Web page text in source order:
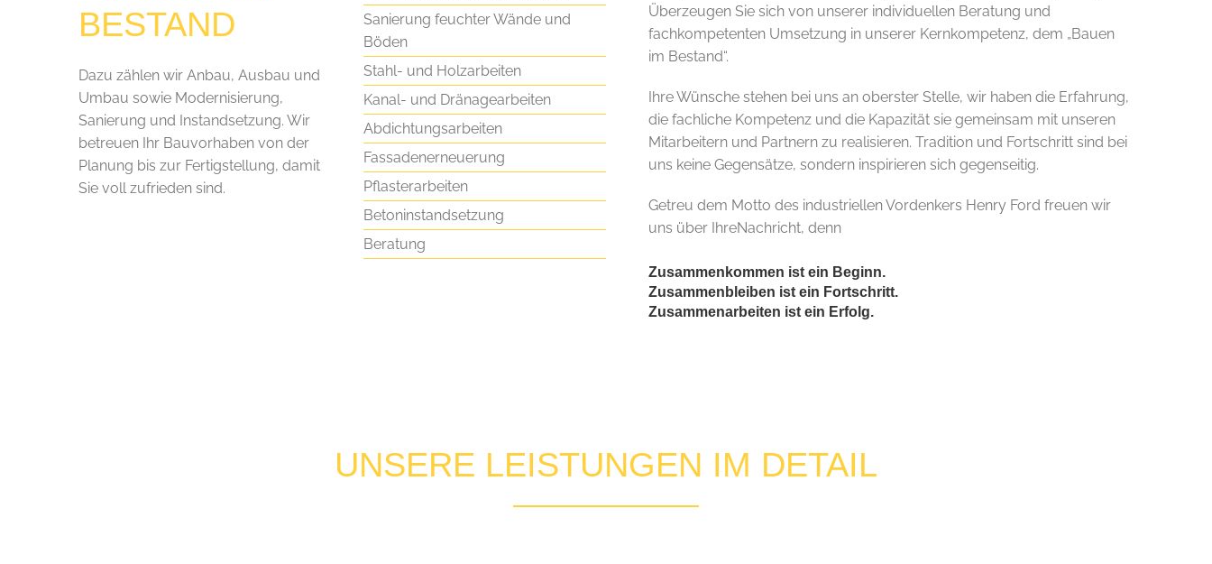
BESTAND
Dazu zählen wir Anbau, Ausbau und
Umbau sowie Modernisierung,
Sanierung und Instandsetzung. Wir
betreuen Ihr Bauvorhaben von der
Planung bis zur Fertigstellung, damit
Sie voll zufrieden sind.
Sanierung feuchter Wände und
Böden
Stahl- und Holzarbeiten
Kanal- und Dränagearbeiten
Abdichtungsarbeiten
Fassadenerneuerung
Pflasterarbeiten
Betoninstandsetzung
Beratung
Überzeugen Sie sich von unserer individuellen Beratung und
fachkompetenten Umsetzung in unserer Kernkompetenz, dem „Bauen
im Bestand“.
Ihre Wünsche stehen bei uns an oberster Stelle, wir haben die Erfahrung,
die fachliche Kompetenz und die Kapazität sie gemeinsam mit unseren
Mitarbeitern und Partnern zu realisieren. Tradition und Fortschritt sind bei
uns keine Gegensätze, sondern inspirieren sich gegenseitig.
Getreu dem Motto des industriellen Vordenkers Henry Ford freuen wir
uns über IhreNachricht, denn
Zusammenkommen ist ein Beginn.
Zusammenbleiben ist ein Fortschritt.
Zusammenarbeiten ist ein Erfolg.
UNSERE LEISTUNGEN IM DETAIL